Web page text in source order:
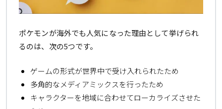
ポケモンが海外でも人気になった理由として挙げられ
るのは、次の5つです。
ゲームの形式が世界中で受け入れられたため
多角的なメディアミックスを行ったため
キャラクターを地域に合わせてローカライズさせた